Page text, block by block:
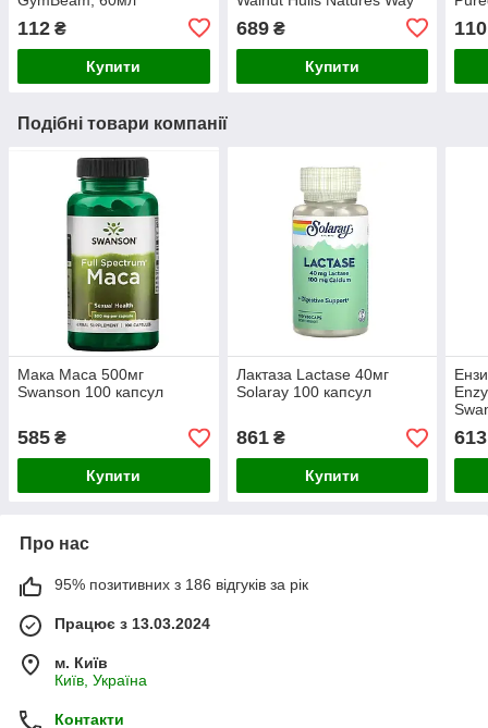
112 ₴
Купити
689₴
Купити
110
Подібні товари компанії
Мака Maca 500мг
Swanson 100 капсул
585 ₴
Купити
Лактаза Lactase 40мг
Solaray 100 капсул
861₴
Купити
613
Про нас
95% позитивних з 186 відгуків за рік
Працює з 13.03.2024
м. Київ
Київ, Україна
Контакти